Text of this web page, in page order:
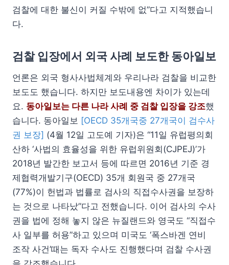
검찰에 대한 불신이 커질 수밖에 없”다고 지적했습니
다.
검찰 입장에서 외국 사례 보도한 동아일보
언론은 외국 형사사법체계와 우리나라 검찰을 비교한
보도도 했습니다. 하지만 보도내용엔 차이가 있는데
요. 동아일보는 다른 나라 사례 중 검찰 입장을 강조했
습니다. 동아일보 [OECD 35개국중 27개국이 검수사
권 보장] (4월 12일 고도예 기자)은 “11일 유럽평의회
산하 ‘사법의 효율성을 위한 유럽위원회(CJPEJ)’가
2018년 발간한 보고서 등에 따르면 2016년 기준 경
제협력개발기구(OECD) 35개 회원국 중 27개국
(77%)이 헌법과 법률로 검사의 직접수사권을 보장하
는 것으로 나타났”다고 전했습니다. 이어 검사의 수사
권을 법에 정해 놓지 않은 뉴질랜드와 영국도 “직접수
사 일부를 허용”하고 있으며 미국도 ‘폭스바겐 연비
조작 사건’때는 독자 수사도 진행했다며 검찰 수사권